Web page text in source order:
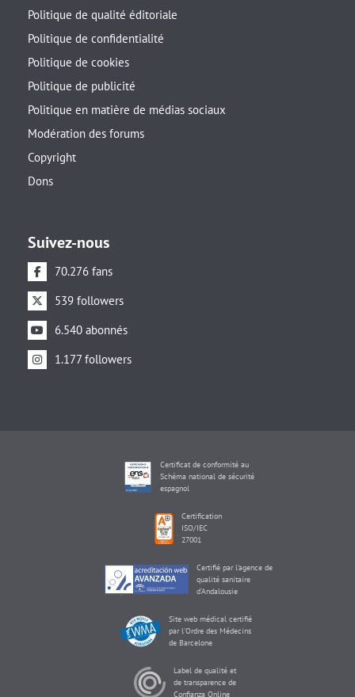
Politique de qualité éditoriale
Politique de confidentialité
Politique de cookies
Politique de publicité
Politique en matière de médias sociaux
Modération des forums
Copyright
Dons
Suivez-nous
70.276 fans
539 followers
6.540 abonnés
1.177 followers
Certificat de conformité au
Schéma national de sécurité
espagnol
Certification
ISO/IEC
27001
Certifié par l'agence de
qualité sanitaire
d'Andalousie
Site web médical certifié
par l'Ordre des Médecins
de Barcelone
Label de qualité et
de transparence de
Confianza Online